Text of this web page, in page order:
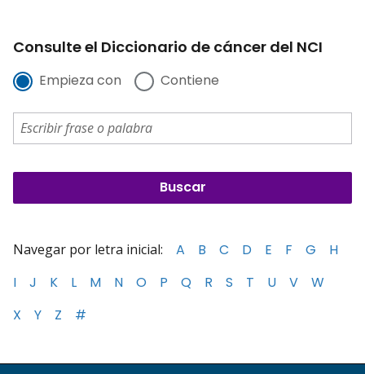
Consulte el Diccionario de cáncer del NCI
Empieza con Contiene
Navegar por letra inicial: A B C D E F G
H
I
J K L M N O P Q R S T U V
W
X
Y Z #